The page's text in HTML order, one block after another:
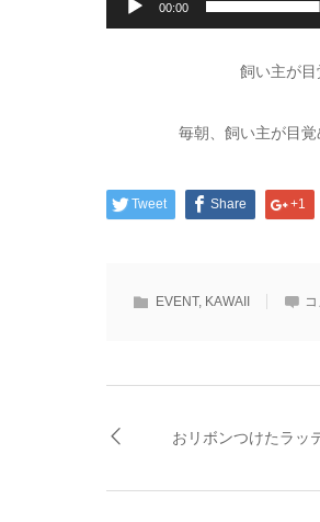
00:00
飼い主が目
毎朝、飼い主が目
Tweet Share +1
EVENT, KAWAII
おリボンつけたラッ